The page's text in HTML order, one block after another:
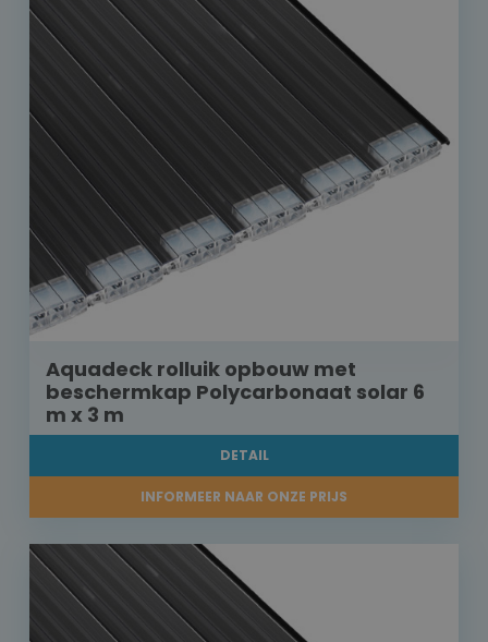
Aquadeck rolluik opbouw met
beschermkap Polycarbonaat solar 6
m x 3 m
DETAIL
INFORMEER NAAR ONZE PRIJS